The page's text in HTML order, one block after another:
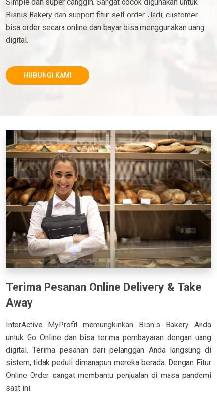
Simple dan super canggih. Sangat cocok digunakan untuk
Bisnis Bakery dan support fitur self order. Jadi, customer
bisa order secara online dan bayar bisa menggunakan uang
digital.
HUBUNGI KAMI
Terima Pesanan Online Delivery & Take
Away
InterActive MyProfit memungkinkan Bisnis Bakery Anda
untuk Go Online dan bisa terima pembayaran dengan uang
digital. Terima pesanan dari pelanggan Anda langsung di
sistem, tidak peduli dimanapun mereka berada. Dengan Fitur
Online Order sangat membantu penjualan di masa pandemi
saat ini.